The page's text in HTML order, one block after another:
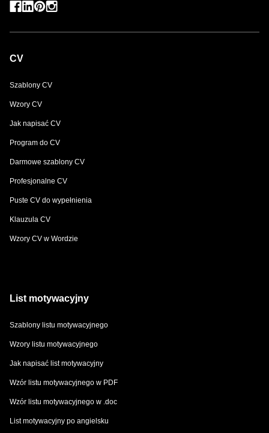
CV
Szablony CV
Wzory CV
Jak napisać CV
Program do CV
Darmowe szablony CV
Profesjonalne CV
Puste CV do wypełnienia
Klauzula CV
Wzory CV w Wordzie
List motywacyjny
Szablony listu motywacyjnego
Wzory listu motywacyjnego
Jak napisać list motywacyjny
Wzór listu motywacyjnego w PDF
Wzór listu motywacyjnego w .doc
List motywacyjny po angielsku